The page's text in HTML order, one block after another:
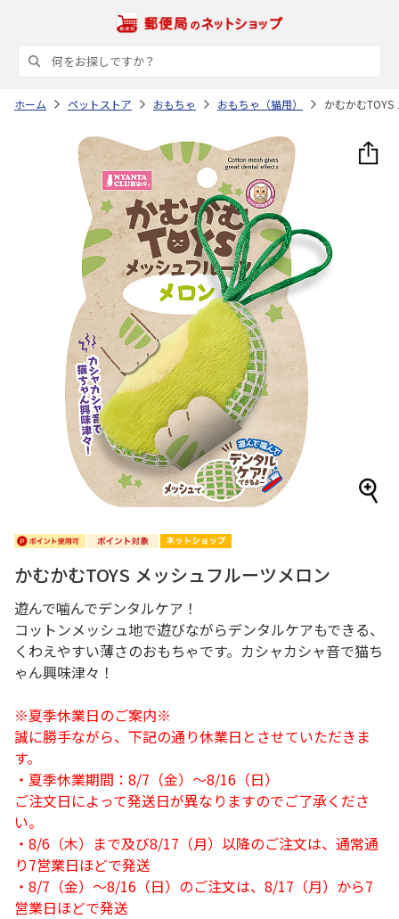
ホーム ペットストア おもちゃ おもちゃ（猫用） かむかむ
かむかむTOYS メッシュフルーツメロン
遊んで噛んでデンタルケア！
コットンメッシュ地で遊びながらデンタルケアもできる、
くわえやすい薄さのおもちゃです。カシャカシャ音で猫ち
ゃん興味津々！
※夏季休業日のご案内※
誠に勝手ながら、下記の通り休業日とさせていただきま
す。
・夏季休業期間：8/7（金）～8/16（日）
ご注文日によって発送日が異なりますのでご了承くださ
い。
・8/6（木）まで及び8/17（月）以降のご注文は、通常通
り7営業日ほどで発送
・8/7（金）～8/16（日）のご注文は、8/17（月）から7
営業日ほどで発送